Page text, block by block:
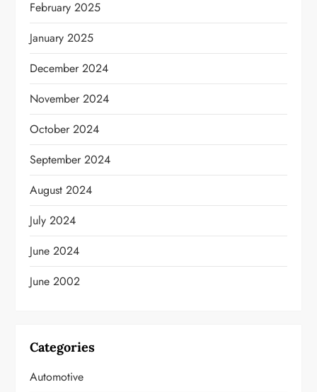
February 2025
January 2025
December 2024
November 2024
October 2024
September 2024
August 2024
July 2024
June 2024
June 2002
Categories
Automotive